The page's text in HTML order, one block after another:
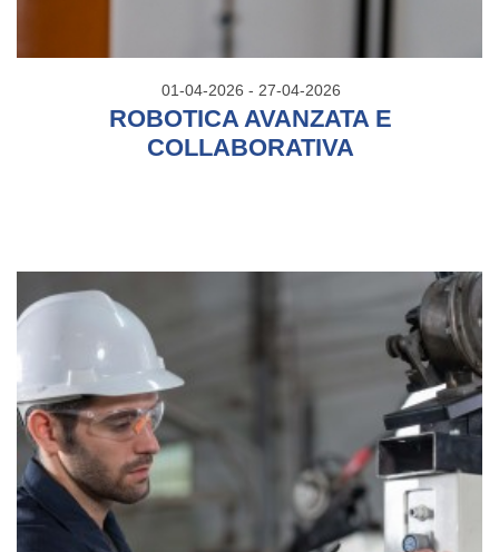
01-04-2026 - 27-04-2026
ROBOTICA AVANZATA E
COLLABORATIVA